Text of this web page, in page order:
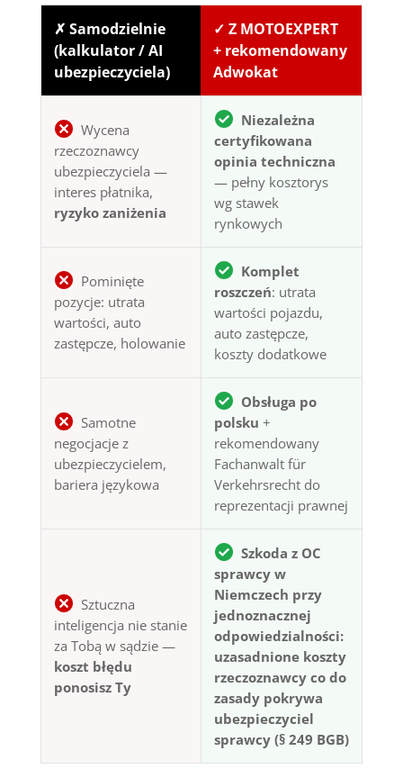
✗ Samodzielnie
(kalkulator / AI
ubezpieczyciela)
✓ Z MOTOEXPERT
+ rekomendowany
Adwokat
Wycena
rzeczoznawcy
ubezpieczyciela —
interes płatnika,
ryzyko zaniżenia
Niezależna
certyfikowana
opinia techniczna
— pełny kosztorys
wg stawek
rynkowych
Pominięte
pozycje: utrata
wartości, auto
zastępcze, holowanie
Komplet
roszczeń: utrata
wartości pojazdu,
auto zastępcze,
koszty dodatkowe
Samotne
negocjacje z
ubezpieczycielem,
bariera językowa
Obsługa po
polsku +
rekomendowany
Fachanwalt für
Verkehrsrecht do
reprezentacji prawnej
Sztuczna
inteligencja nie stanie
za Tobą w sądzie —
koszt błędu
ponosisz Ty
Szkoda z OC
sprawcy w
Niemczech przy
jednoznacznej
odpowiedzialności:
uzasadnione koszty
rzeczoznawcy co do
zasady pokrywa
ubezpieczyciel
sprawcy (§ 249 BGB)